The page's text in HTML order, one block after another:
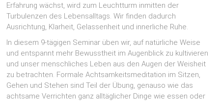
Erfahrung wächst, wird zum Leuchtturm inmitten der
Turbulenzen des Lebensalltags. Wir finden dadurch
Ausrichtung, Klarheit, Gelassenheit und innerliche Ruhe.
In diesem 9-tägigen Seminar üben wir, auf natürliche Weise
und entspannt mehr Bewusstheit im Augenblick zu kultivieren
und unser menschliches Leben aus den Augen der Weisheit
zu betrachten. Formale Achtsamkeitsmeditation im Sitzen,
Gehen und Stehen sind Teil der Übung, genauso wie das
achtsame Verrichten ganz alltäglicher Dinge wie essen oder